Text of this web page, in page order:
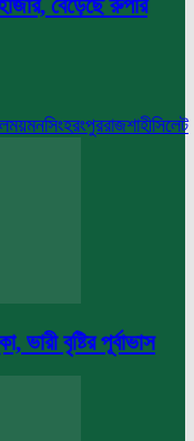
বেড়েছে রুপার
ময়মনসিংহরংপুররাজশাহীসিলেট
ভারী বৃষ্টির পূর্বাভাস